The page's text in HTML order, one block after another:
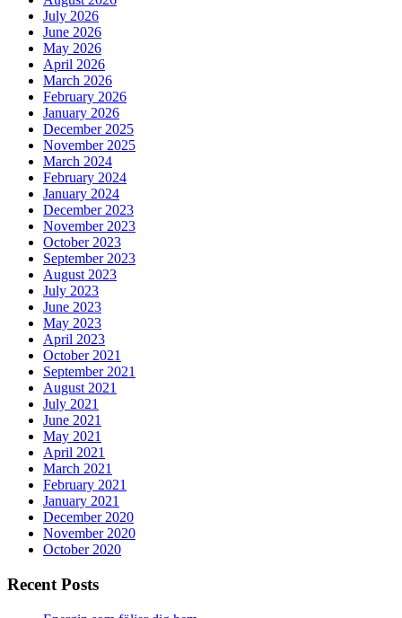
July 2026
June 2026
May 2026
April 2026
March 2026
February 2026
January 2026
December 2025
November 2025
March 2024
February 2024
January 2024
December 2023
November 2023
October 2023
September 2023
August 2023
July 2023
June 2023
May 2023
April 2023
October 2021
September 2021
August 2021
July 2021
June 2021
May 2021
April 2021
March 2021
February 2021
January 2021
December 2020
November 2020
October 2020
Recent Posts